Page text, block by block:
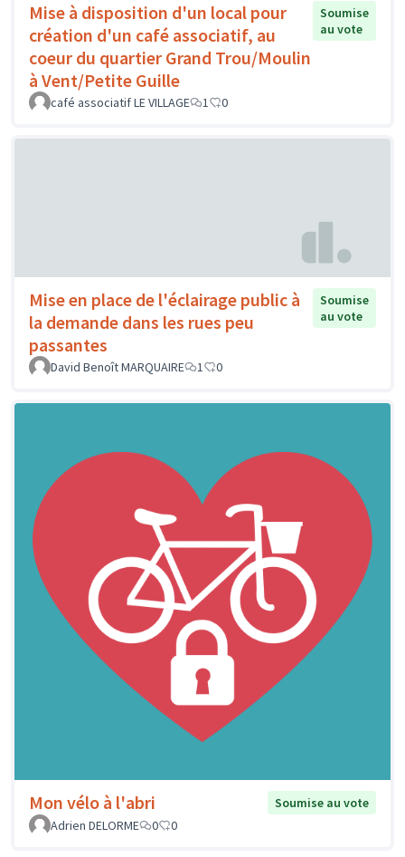
Mise à disposition d'un local pour
création d'un café associatif, au
coeur du quartier Grand Trou/Moulin
à Vent/Petite Guille
Soumise
au vote
café associatif LE VILLAGE 1 0
Mise en place de l'éclairage public à
la demande dans les rues peu
passantes
Soumise
au vote
David Benoît MARQUAIRE 1 0
Mon vélo à l'abri
Soumise au vote
Adrien DELORME
0 0